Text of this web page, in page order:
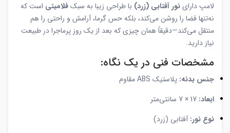
لامپ داراینور آفتابی (زرد) با طراحی زیبا به سبکفلامیتی است که
نه‌تنها فضا را روشن می‌کند، بلکه حس گرما، آرامش و راحتی را هم
منتقل می‌کند—دقیقاً همان چیزی که بعد از یک روز پرماجرا در طبیعت
نیاز دارید.
مشخصات فنی در یک نگاه:
جنس بدنه: پلاستیک ABS مقاوم
ابعاد:
نوع نور:آفتابی (زرد)